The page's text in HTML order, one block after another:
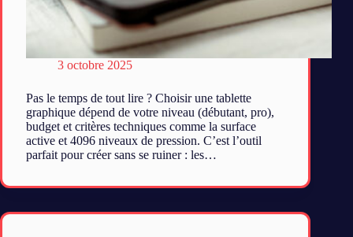
3 octobre 2025
Pas le temps de tout lire ? Choisir une tablette
graphique dépend de votre niveau (débutant, pro),
budget et critères techniques comme la surface
active et 4096 niveaux de pression. C’est l’outil
parfait pour créer sans se ruiner : les…